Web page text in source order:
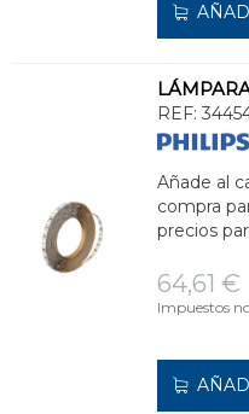
REF:
Añade al
compra
precios
64,61 €
Impuestos